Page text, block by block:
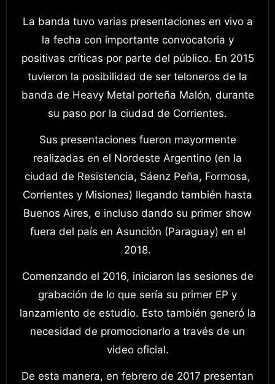
La banda tuvo varias presentaciones en vivo a
la fecha con importante convocatoria y
positivas críticas por parte del público. En 2015
tuvieron la posibilidad de ser teloneros de la
banda de Heavy Metal porteña Malón, durante
su paso por la ciudad de Corrientes.
Sus presentaciones fueron mayormente
realizadas en el Nordeste Argentino (en la
ciudad de Resistencia, Sáenz Peña, Formosa,
Corrientes y Misiones) llegando también hasta
Buenos Aires, e incluso dando su primer show
fuera del país en Asunción (Paraguay) en el
2018.
Comenzando el 2016, iniciaron las sesiones de
grabación de lo que sería su primer EP y
lanzamiento de estudio. Esto también generó la
necesidad de promocionarlo a través de un
video oficial.
De esta manera, en febrero de 2017 presentan